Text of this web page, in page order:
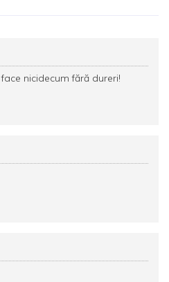
nicidecum fără dureri!